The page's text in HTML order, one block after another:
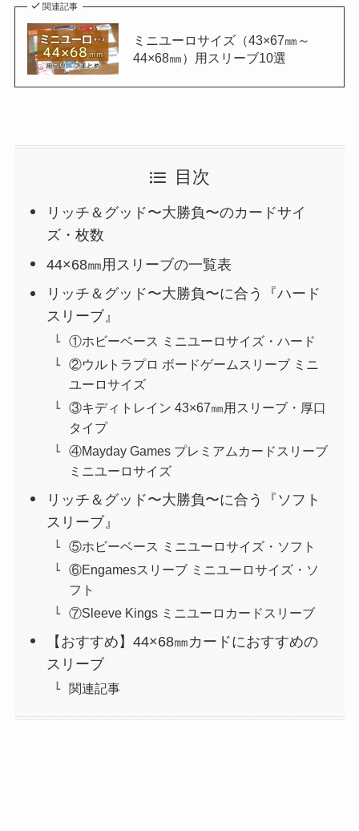
関連記事
ミニユーロサイズ（43×67㎜～
44×68㎜）用スリーブ10選
目次
リッチ＆グッド〜大勝負〜のカードサイ
ズ・枚数
44×68㎜用スリーブの一覧表
リッチ＆グッド〜大勝負〜に合う『ハード
スリーブ』
①ホビーベース ミニユーロサイズ・ハード
②ウルトラプロ ボードゲームスリーブ ミニ
ユーロサイズ
③キディトレイン 43×67㎜用スリーブ・厚口
タイプ
④Mayday Games プレミアムカードスリーブ
ミニユーロサイズ
リッチ＆グッド〜大勝負〜に合う『ソフト
スリーブ』
⑤ホビーベース ミニユーロサイズ・ソフト
⑥Engamesスリーブ ミニユーロサイズ・ソ
フト
⑦Sleeve Kings ミニユーロカードスリーブ
【おすすめ】44×68㎜カードにおすすめの
スリーブ
関連記事